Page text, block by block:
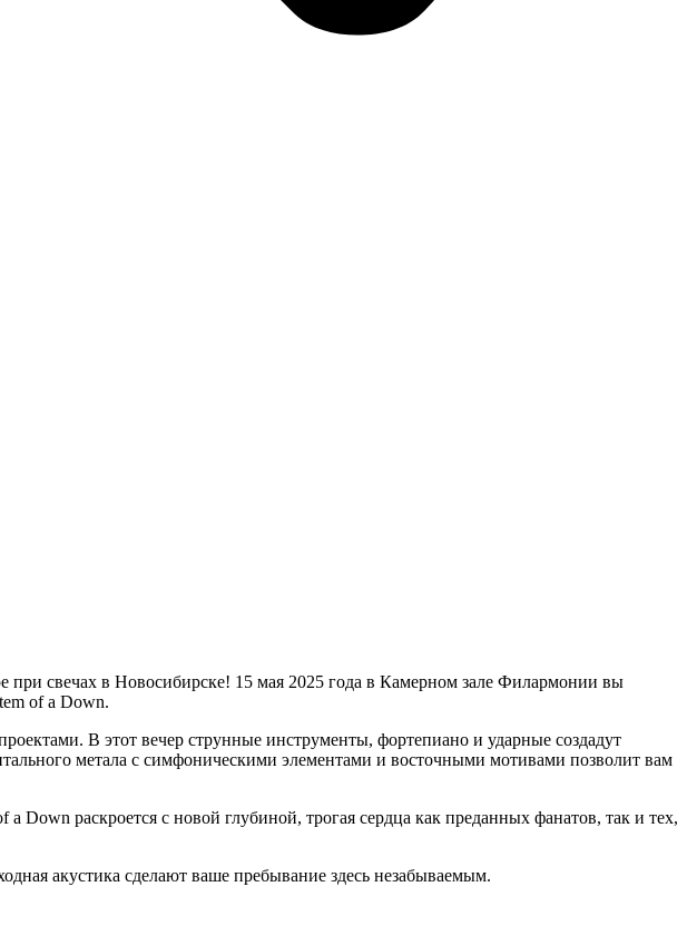
свечах в Новосибирске! 15 мая 2025 года в Камерном зале Филармонии вы
of a Down.
В этот вечер струнные инструменты, фортепиано и ударные создадут
метала с симфоническими элементами и восточными мотивами позволит вам
Down раскроется с новой глубиной, трогая сердца как преданных фанатов, так и тех,
акустика сделают ваше пребывание здесь незабываемым.